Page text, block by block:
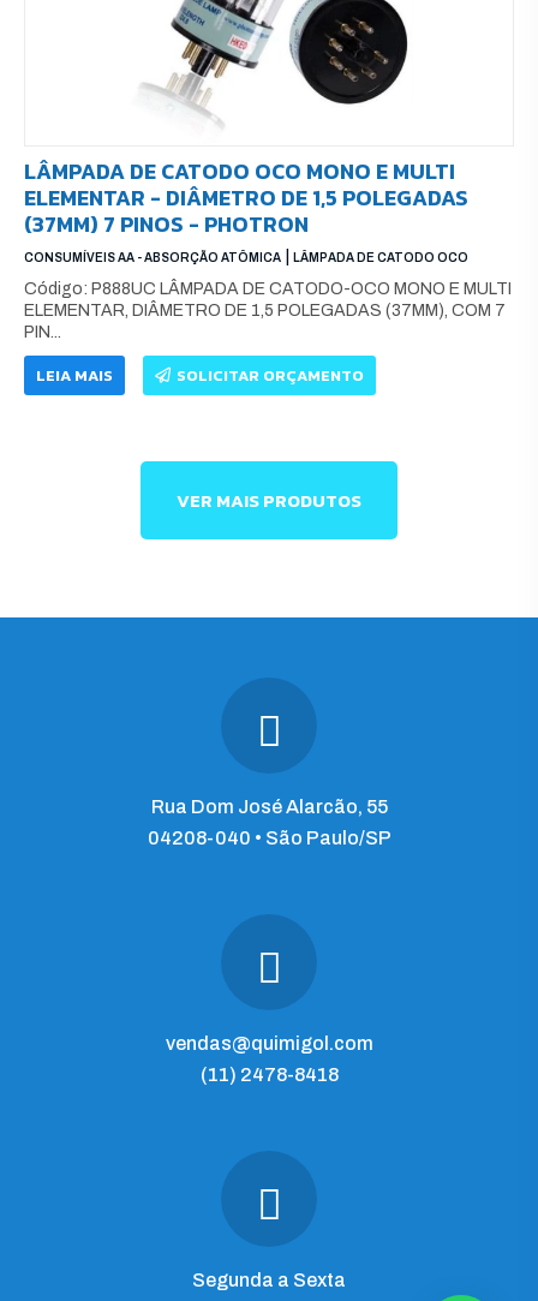
LÂMPADA DE CATODO OCO MONO E MULTI
ELEMENTAR - DIÂMETRO DE 1,5 POLEGADAS
(37MM) 7 PINOS - PHOTRON
CONSUMÍVEIS AA - ABSORÇÃO ATÔMICA LÂMPADA DE CATODO OCO
Código: P888UC LÂMPADA DE CATODO-OCO MONO E MULTI
ELEMENTAR, DIÂMETRO DE 1,5 POLEGADAS (37MM), COM 7
PIN...
LEIA MAIS SOLICITAR ORÇAMENTO
VER MAIS PRODUTOS
Rua Dom José Alarcão, 55
04208-040 • São Paulo/SP
vendas@quimigol.com
(11) 2478-8418
Segunda a Sexta